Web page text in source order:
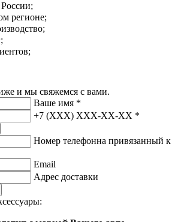
регионе;
и мы свяжемся с вами.
Ваше имя *
+7 (XXX) XXX-XX-XX *
Номер телефонна привязанный к
Email
Адрес доставки